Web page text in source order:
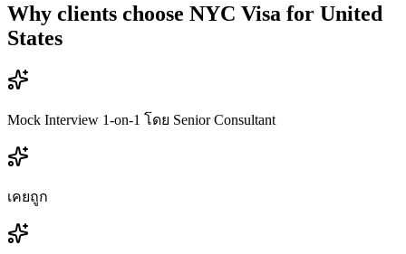
Why clients choose NYC Visa for United
States
Mock Interview 1-on-1 โดย Senior Consultant
เคยถูก